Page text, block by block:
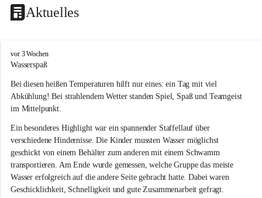
Aktuelles
V
o
k
s
s
h
u
l
e
L
a
u
vor 3 Wochen
Wasserspaß
Bei diesen heißen Temperaturen hilft nur eines: ein Tag mit viel
Abkühlung! Bei strahlendem Wetter standen Spiel, Spaß und Teamgeist
im Mittelpunkt.
Ein besonderes Highlight war ein spannender Staffellauf über
verschiedene Hindernisse. Die Kinder mussten Wasser möglichst
geschickt von einem Behälter zum anderen mit einem Schwamm
transportieren. Am Ende wurde gemessen, welche Gruppe das meiste
Wasser erfolgreich auf die andere Seite gebracht hatte. Dabei waren
Geschicklichkeit, Schnelligkeit und gute Zusammenarbeit gefragt.